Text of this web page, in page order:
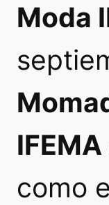
Moda
como